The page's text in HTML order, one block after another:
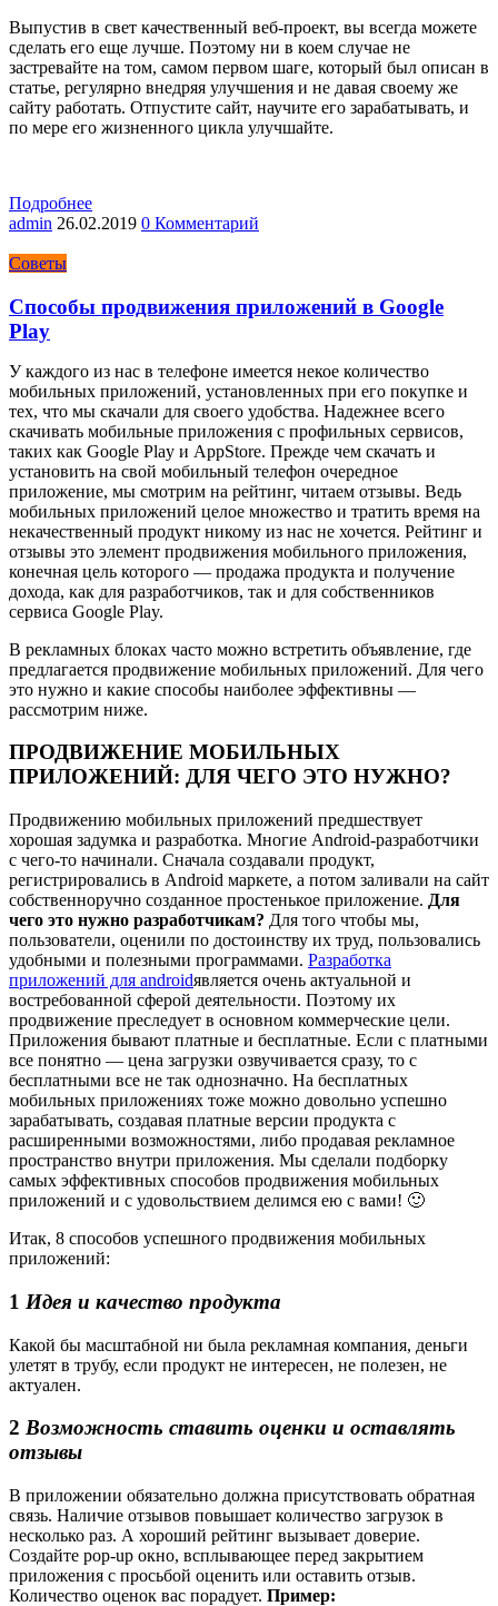
Выпустив в свет качественный веб-проект, вы всегда можете
сделать его еще лучше. Поэтому ни в коем случае не
застревайте на том, самом первом шаге, который был описан в
статье, регулярно внедряя улучшения и не давая своему же
сайту работать. Отпустите сайт, научите его зарабатывать, и
по мере его жизненного цикла улучшайте.
Подробнее
admin 26.02.2019 0 Комментарий
Советы
Способы продвижения приложений в Google
Play
У каждого из нас в телефоне имеется некое количество
мобильных приложений, установленных при его покупке и
тех, что мы скачали для своего удобства. Надежнее всего
скачивать мобильные приложения с профильных сервисов,
таких как Google Play и AppStore. Прежде чем скачать и
установить на свой мобильный телефон очередное
приложение, мы смотрим на рейтинг, читаем отзывы. Ведь
мобильных приложений целое множество и тратить время на
некачественный продукт никому из нас не хочется. Рейтинг и
отзывы это элемент продвижения мобильного приложения,
конечная цель которого — продажа продукта и получение
дохода, как для разработчиков, так и для собственников
сервиса Google Play.
В рекламных блоках часто можно встретить объявление, где
предлагается продвижение мобильных приложений. Для чего
это нужно и какие способы наиболее эффективны —
рассмотрим ниже.
ПРОДВИЖЕНИЕ МОБИЛЬНЫХ
ПРИЛОЖЕНИЙ: ДЛЯ ЧЕГО ЭТО НУЖНО?
Продвижению мобильных приложений предшествует
хорошая задумка и разработка. Многие Android-разработчики
с чего-то начинали. Сначала создавали продукт,
регистрировались в Android маркете, а потом заливали на сайт
собственноручно созданное простенькое приложение. Для
чего это нужно разработчикам? Для того чтобы мы,
пользователи, оценили по достоинству их труд, пользовались
удобными и полезными программами. Разработка
приложений для androidявляется очень актуальной и
востребованной сферой деятельности. Поэтому их
продвижение преследует в основном коммерческие цели.
Приложения бывают платные и бесплатные. Если с платными
все понятно — цена загрузки озвучивается сразу, то с
бесплатными все не так однозначно. На бесплатных
мобильных приложениях тоже можно довольно успешно
зарабатывать, создавая платные версии продукта с
расширенными возможностями, либо продавая рекламное
пространство внутри приложения. Мы сделали подборку
самых эффективных способов продвижения мобильных
приложений и с удовольствием делимся ею с вами! 🙂
Итак, 8 способов успешного продвижения мобильных
приложений:
1 Идея и качество продукта
Какой бы масштабной ни была рекламная компания, деньги
улетят в трубу, если продукт не интересен, не полезен, не
актуален.
2 Возможность ставить оценки и оставлять
отзывы
В приложении обязательно должна присутствовать обратная
связь. Наличие отзывов повышает количество загрузок в
несколько раз. А хороший рейтинг вызывает доверие.
Создайте pop-up окно, всплывающее перед закрытием
приложения с просьбой оценить или оставить отзыв.
Количество оценок вас порадует. Пример: